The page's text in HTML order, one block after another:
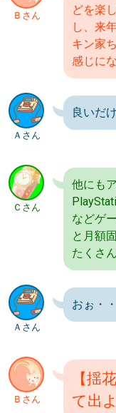
Ｂさん
どを楽
し、来
キン家
感じに
Ａさん
良いだ
Ｃさん
他にも
などゲ
と月額
たくさ
Ａさん
おぉ・・
Ｂさん
【揺
て出